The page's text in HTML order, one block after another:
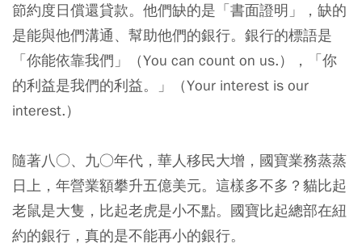
節約度日償還貸款。他們缺的是「書面證明」，缺的
是能與他們溝通、幫助他們的銀行。銀行的標語是
「你能依靠我們」（You can count on us.），「你
的利益是我們的利益。」（Your interest is our
interest.）
隨著八○、九○年代，華人移民大增，國寶業務蒸蒸
日上，年營業額攀升五億美元。這樣多不多？貓比起
老鼠是大隻，比起老虎是小不點。國寶比起總部在紐
約的銀行，真的是不能再小的銀行。